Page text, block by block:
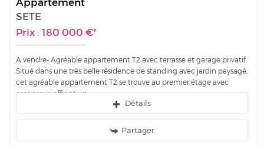
SETE
Prix : 180 000 €*
A vendre- Agréable appartement T2 avec terrasse et garage privatif
Situé dans une très belle résidence de standing avec jardin paysagé,
cet agréable appartement T2 se trouve au premier étage avec
ascenseur, offrant un...
Détails
Partager